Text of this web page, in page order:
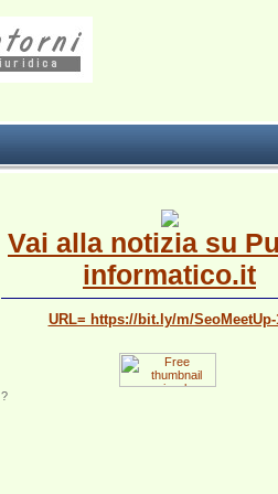
Vai alla notizia su
informatico.it
URL= https://bit.ly/m/SeoMeetUp-
?